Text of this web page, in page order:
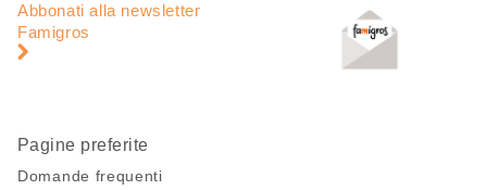
pagina
pagina
Abbonati alla newsletter
Famigros
Pagine preferite
Domande frequenti